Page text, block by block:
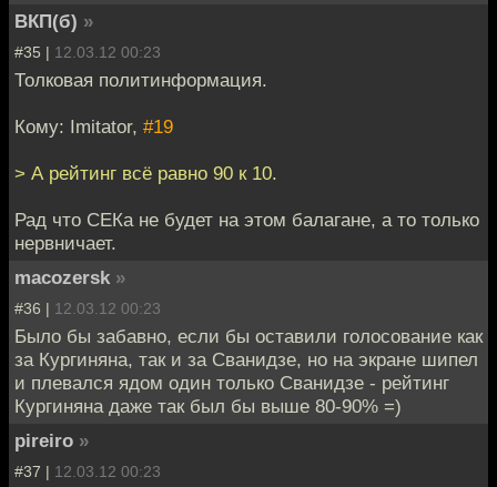
ВКП(б) »
#35 | 12.03.12 00:23
Толковая политинформация.
Кому: Imitator, #19
> А рейтинг всё равно 90 к 10.
Рад что СЕКа не будет на этом балагане, а то только
нервничает.
macozersk »
#36 | 12.03.12 00:23
Было бы забавно, если бы оставили голосование как
за Кургиняна, так и за Сванидзе, но на экране шипел
и плевался ядом один только Сванидзе - рейтинг
Кургиняна даже так был бы выше 80-90% =)
pireiro »
#37 | 12.03.12 00:23